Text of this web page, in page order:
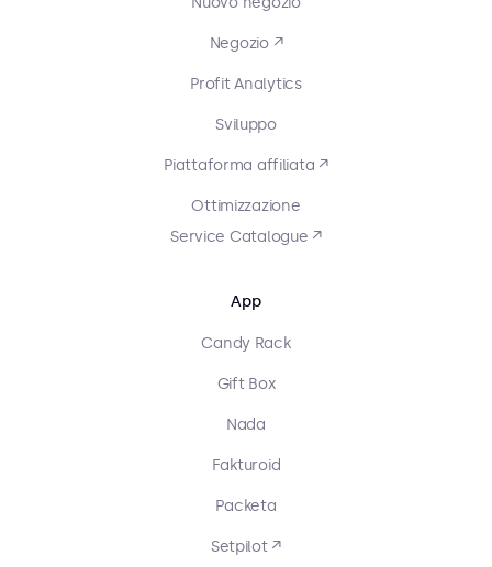
Negozio ↗
Profit Analytics
Sviluppo
Piattaforma affiliata ↗
Ottimizzazione
Service Catalogue ↗
App
Candy Rack
Gift Box
Nada
Fakturoid
Packeta
Setpilot ↗